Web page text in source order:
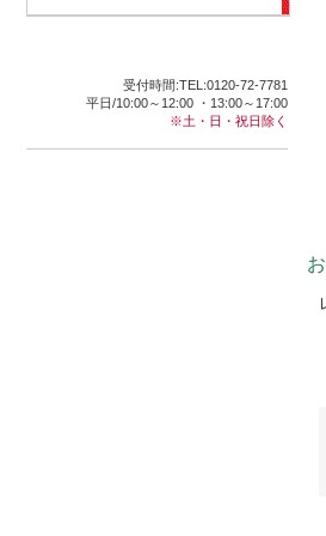
受付時間:TEL:0120-72-7781
平日/10:00～12:00 ・13:00～17:00
※土・日・祝日除く